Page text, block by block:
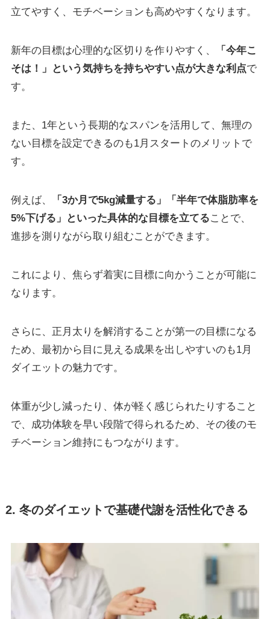
立てやすく、モチベーションも高めやすくなります。
新年の目標は心理的な区切りを作りやすく、
「今年こ
そは！」という気持ちを持ちやすい点が大きな利点で
す。
また、1年という長期的なスパンを活用して、無理の
ない目標を設定できるのも1月スタートのメリットで
す。
例えば、
「3か月で5kg減量する」「半年で体脂肪率を
5%下げる」といった具体的な目標を立てることで、
進捗を測りながら取り組むことができます。
これにより、焦らず着実に目標に向かうことが可能に
なります。
さらに、正月太りを解消することが第一の目標になる
ため、最初から目に見える成果を出しやすいのも1月
ダイエットの魅力です。
体重が少し減ったり、体が軽く感じられたりすること
で、成功体験を早い段階で得られるため、その後のモ
チベーション維持にもつながります。
2. 冬のダイエットで基礎代謝を活性化できる